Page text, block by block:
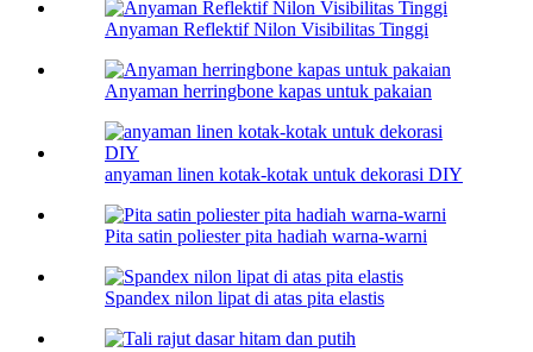
Anyaman Reflektif Nilon Visibilitas Tinggi
Anyaman herringbone kapas untuk pakaian
anyaman linen kotak-kotak untuk dekorasi DIY
Pita satin poliester pita hadiah warna-warni
Spandex nilon lipat di atas pita elastis